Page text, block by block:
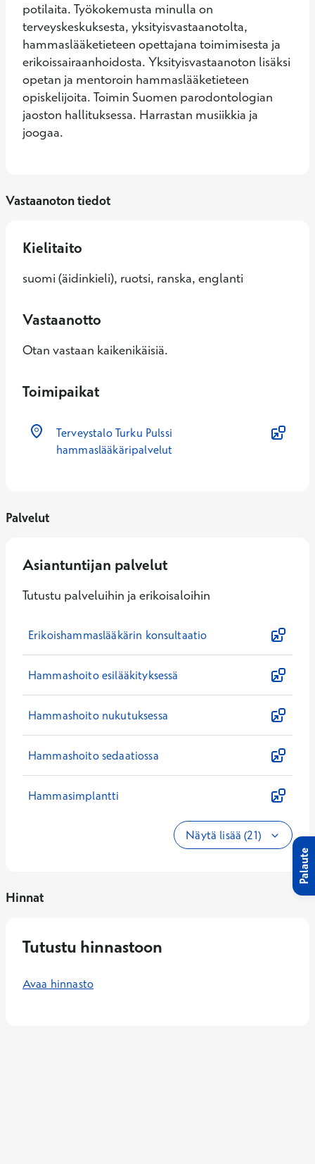
potilaita. Työkokemusta minulla on
terveyskeskuksesta, yksityisvastaanotolta,
hammaslääketieteen opettajana toimimisesta ja
erikoissairaanhoidosta. Yksityisvastaanoton lisäksi
opetan ja mentoroin hammaslääketieteen
opiskelijoita. Toimin Suomen parodontologian
jaoston hallituksessa. Harrastan musiikkia ja
joogaa.
Vastaanoton tiedot
Kielitaito
suomi (äidinkieli), ruotsi, ranska, englanti
Vastaanotto
Otan vastaan kaikenikäisiä.
Toimipaikat
Terveystalo Turku Pulssi
hammaslääkäripalvelut
Palvelut
Asiantuntijan palvelut
Tutustu palveluihin ja erikoisaloihin
Erikoishammaslääkärin konsultaatio
Hammashoito esilääkityksessä
Hammashoito nukutuksessa
Hammashoito sedaatiossa
Hammasimplantti
Näytä lisää (21)
Hinnat
Tutustu hinnastoon
Avaa hinnasto
Palaute